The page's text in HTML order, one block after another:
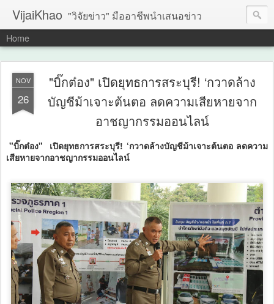
VijaiKhao "วิจัยข่าว" มืออาชีพนำเสนอข่าว
Home
NOV
26
"บิ๊กต๋อง" เปิดยุทธการสระบุรี! ‘กวาดล้าง
บัญชีม้าเจาะต้นตอ ลดความเสียหายจาก
อาชญากรรมออนไลน์
"บิ๊กต๋อง" เปิดยุทธการสระบุรี! ‘กวาดล้างบัญชีม้าเจาะต้นตอ ลดความ
เสียหายจากอาชญากรรมออนไลน์